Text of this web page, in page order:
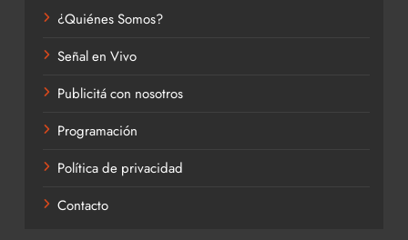
¿Quiénes Somos?
Señal en Vivo
Publicitá con nosotros
Programación
Política de privacidad
Contacto